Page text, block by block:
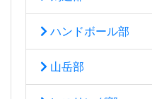
ハンドボール部
山岳部